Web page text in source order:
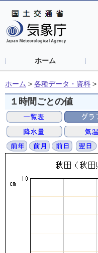
ホーム
ホーム > 各種データ・資料 >
１時間ごとの値